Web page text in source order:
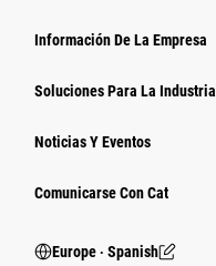
Información De La Empresa
Soluciones Para La Industria
Noticias Y Eventos
Comunicarse Con Cat
Europe ‧ Spanish